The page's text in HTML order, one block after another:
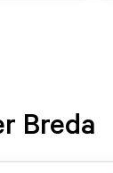
Breda